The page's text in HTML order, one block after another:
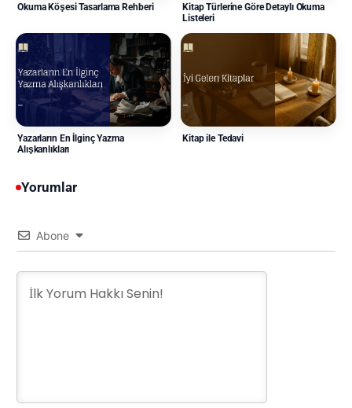
Okuma Köşesi Tasarlama Rehberi
Kitap Türlerine Göre Detaylı Okuma
Listeleri
Yazarların En İlginç Yazma
Alışkanlıkları
Kitap ile Tedavi
Yorumlar
Abone